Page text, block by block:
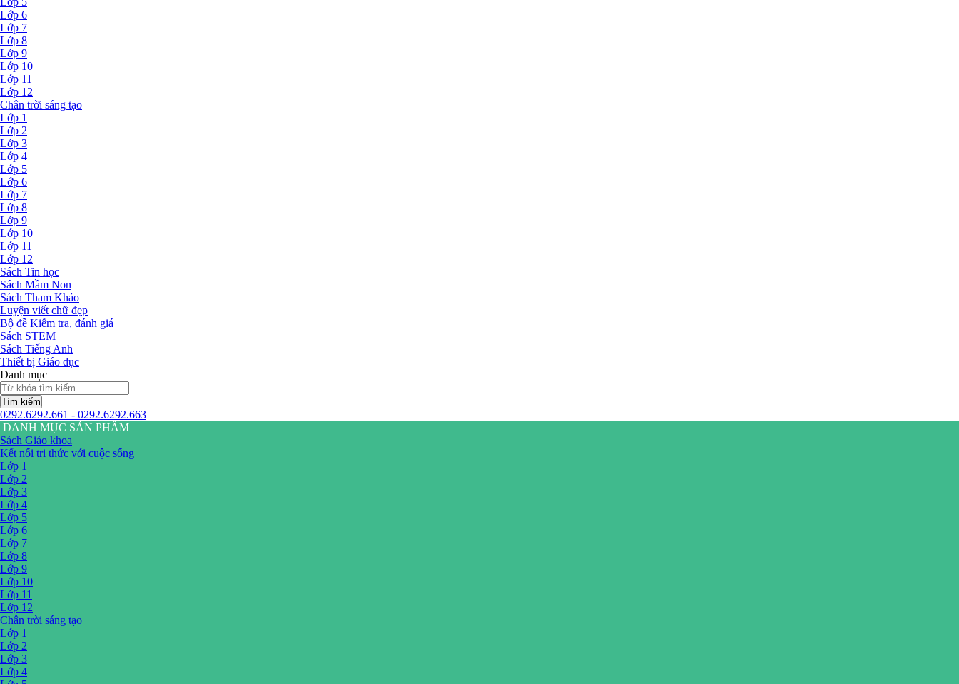
Lớp 6
Lớp 7
Lớp 8
Lớp 9
Lớp 10
Lớp 11
Lớp 12
Chân trời sáng tạo
Lớp 1
Lớp 2
Lớp 3
Lớp 4
Lớp 5
Lớp 6
Lớp 7
Lớp 8
Lớp 9
Lớp 10
Lớp 11
Lớp 12
Sách Tin học
Sách Mầm Non
Sách Tham Khảo
Luyện viết chữ đẹp
Bộ đề Kiểm tra, đánh giá
Sách STEM
Sách Tiếng Anh
Thiết bị Giáo dục
Danh mục
Tìm kiếm
0292.6292.661 - 0292.6292.663
DANH MỤC SẢN PHẨM
Sách Giáo khoa
Kết nối tri thức với cuộc sống
Lớp 1
Lớp 2
Lớp 3
Lớp 4
Lớp 5
Lớp 6
Lớp 7
Lớp 8
Lớp 9
Lớp 10
Lớp 11
Lớp 12
Chân trời sáng tạo
Lớp 1
Lớp 2
Lớp 3
Lớp 4